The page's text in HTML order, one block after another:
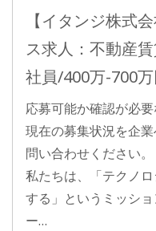
【イタンジ株式
ス求人：不動産
社員/400万-700
応募可能か確認が必要
現在の募集状況を企
問い合わせください。
私たちは、「テクノ
する」というミッシ
ー…